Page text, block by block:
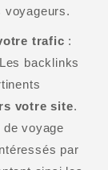
voyageurs.
trafic :
backlinks
votre site.
voyage
par